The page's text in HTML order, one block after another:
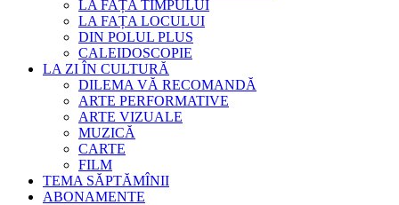
LA FAȚA TIMPULUI
LA FAȚA LOCULUI
DIN POLUL PLUS
CALEIDOSCOPIE
LA ZI ÎN CULTURĂ
DILEMA VĂ RECOMANDĂ
ARTE PERFORMATIVE
ARTE VIZUALE
MUZICĂ
CARTE
FILM
TEMA SĂPTĂMÎNII
ABONAMENTE